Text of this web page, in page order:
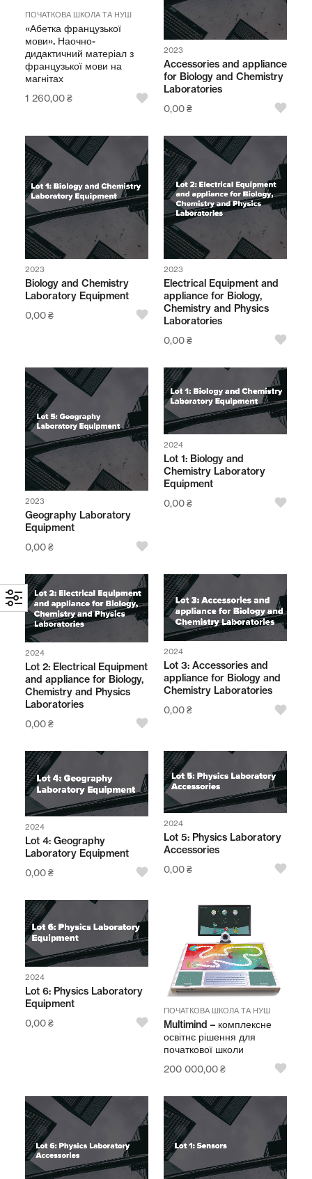
ПОЧАТКОВА ШКОЛА ТА НУШ
«Абетка французької
мови». Наочно-
дидактичний матеріал з
французької мови на
магнітах
1 260,00₴
2023
Accessories and appliance
for Biology and Chemistry
Laboratories
0,00₴
2023
Biology and Chemistry
Laboratory Equipment
0,00₴
2023
Electrical Equipment and
appliance for Biology,
Chemistry and Physics
Laboratories
0,00₴
2023
Geography Laboratory
Equipment
0,00₴
2024
Lot 1: Biology and
Chemistry Laboratory
Equipment
0,00₴
2024
Lot 2: Electrical Equipment
and appliance for Biology,
Chemistry and Physics
Laboratories
0,00₴
2024
Lot 3: Accessories and
appliance for Biology and
Chemistry Laboratories
0,00₴
2024
Lot 4: Geography
Laboratory Equipment
0,00₴
2024
Lot 5: Physics Laboratory
Accessories
0,00₴
2024
Lot 6: Physics Laboratory
Equipment
0,00₴
ПОЧАТКОВА ШКОЛА ТА НУШ
Multimind – комплексне
освітнє рішення для
початкової школи
200 000,00₴